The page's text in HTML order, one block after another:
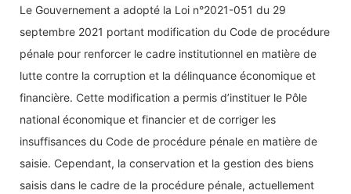
Le Gouvernement a adopté la Loi n°2021-051 du 29
septembre 2021 portant modification du Code de procédure
pénale pour renforcer le cadre institutionnel en matière de
lutte contre la corruption et la délinquance économique et
financière. Cette modification a permis d’instituer le Pôle
national économique et financier et de corriger les
insuffisances du Code de procédure pénale en matière de
saisie. Cependant, la conservation et la gestion des biens
saisis dans le cadre de la procédure pénale, actuellement